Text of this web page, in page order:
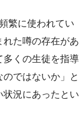
繁に使われてい
れた噂の存在があ
多くの生徒を指導
ではないか」と
況にあったとい